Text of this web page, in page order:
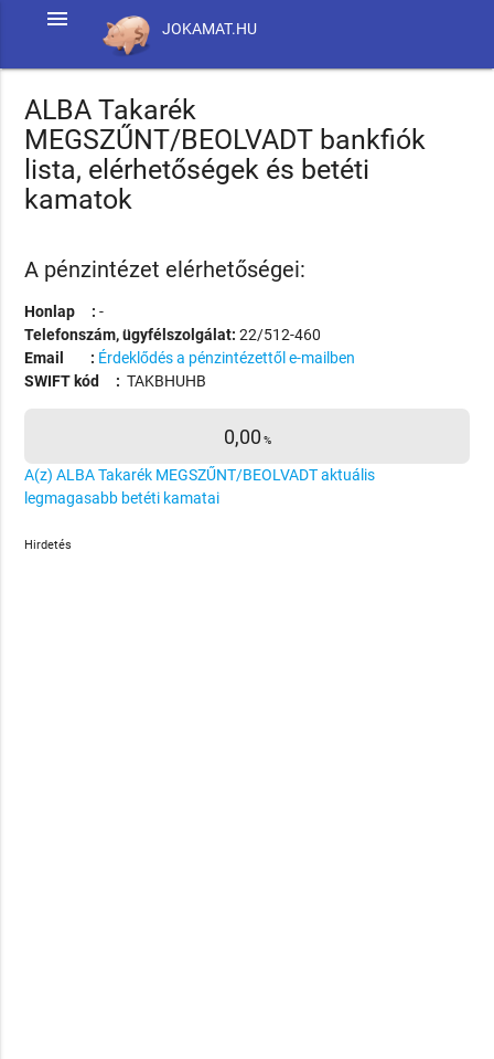
JOKAMAT.HU
menu
ALBA Takarék
MEGSZŰNT/BEOLVADT bankfiók
lista, elérhetőségek és betéti
kamatok
A pénzintézet elérhetőségei:
Honlap : -
Telefonszám, ügyfélszolgálat: 22/512-460
Email : Érdeklődés a pénzintézettől e-mailben
SWIFT kód : TAKBHUHB
0,00 %
A(z) ALBA Takarék MEGSZŰNT/BEOLVADT aktuális
legmagasabb betéti kamatai
Hirdetés